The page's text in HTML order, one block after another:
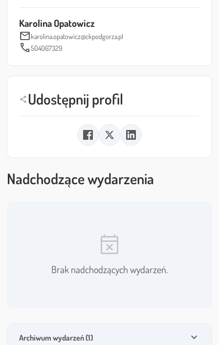
Karolina Opatowicz
mailkarolina.opatowicz@ckpodgorza.pl
call504067329
shareUdostępnij profil
Nadchodzące wydarzenia
event_busy
Brak nadchodzących wydarzeń.
Archiwum wydarzeń (1) expand_more